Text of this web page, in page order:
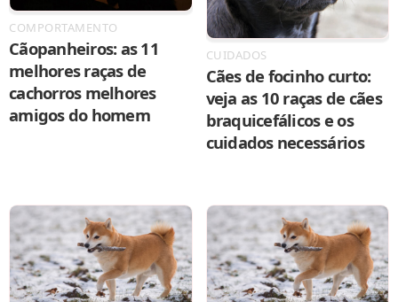
COMPORTAMENTO
Cãopanheiros: as 11
melhores raças de
cachorros melhores
amigos do homem
CUIDADOS
Cães de focinho curto:
veja as 10 raças de cães
braquicefálicos e os
cuidados necessários